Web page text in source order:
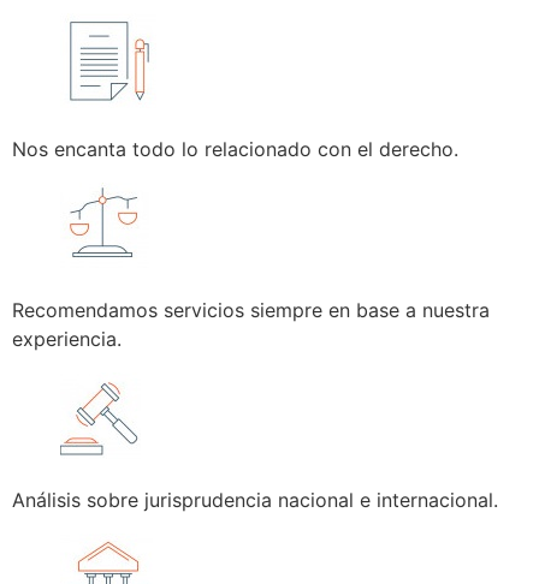
Nos encanta todo lo relacionado con el derecho.
Recomendamos servicios siempre en base a nuestra
experiencia.
Análisis sobre jurisprudencia nacional e internacional.